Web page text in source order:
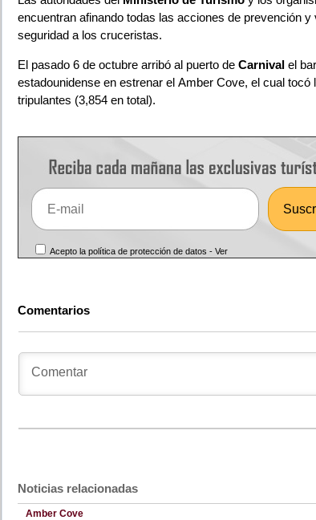
encuentran afinando todas las acciones de prevención
seguridad a los cruceristas.
El pasado 6 de octubre arribó al puerto de Carnivalel
estadounidense en estrenar el Amber Cove, el cual
tripulantes (3,854 en total).
Acepto la política de protección de datos -Ver
Comentarios
Noticias relacionadas
Amber Cove